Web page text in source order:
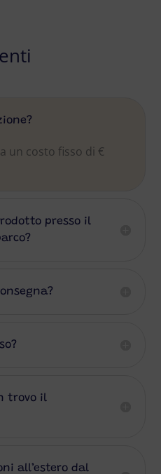
un costo fisso di €
presso il
trovo il
all’estero dal